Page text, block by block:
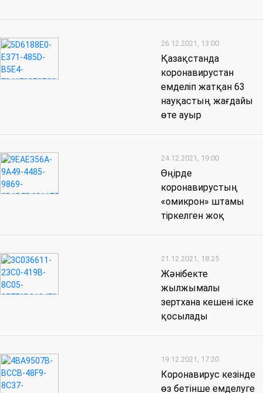
26.12.2021, 13:00
Қазақстанда
коронавирустан
емделіп жатқан 63
науқастың жағдайы
өте ауыр
24.12.2021, 19:00
Өңірде
коронавирустың
«омикрон» штамы
тіркелген жоқ
21.12.2021, 18:25
Жәнібекте
жылжымалы
зертхана кешені іске
қосылады
19.12.2021, 17:20
Коронавирус кезінде
өз бетінше емделуге